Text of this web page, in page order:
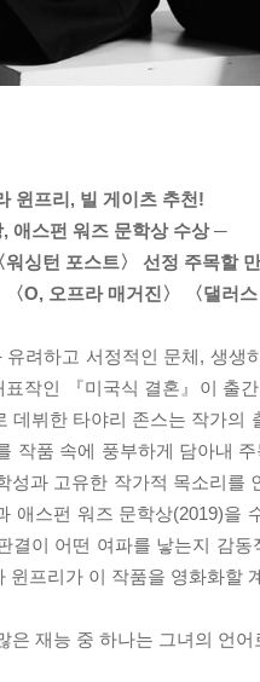
윈프리, 빌 게이츠 추천!
애스펀 워즈 문학상 수상 ─
워싱턴 포스트〉 선정 주목할
〈O, 오프라 매거진〉 〈댈러
유려하고 서정적인 문체, 생
표작인 『미국식 결혼』이 출
데뷔한 타야리 존스는 작가
작품 속에 풍부하게 담아내
성과 고유한 작가적 목소리를
애스펀 워즈 문학상(2019)을
결이 어떤 여파를 낳는지 감
윈프리가 이 작품을 영화화할
은 재능 중 하나는 그녀의 언